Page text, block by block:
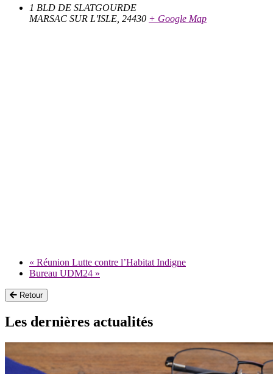
1 BLD DE SLATGOURDE
MARSAC SUR L'ISLE 24430 + Google Map
« Réunion Lutte contre l’Habitat Indigne
Bureau UDM24 »
Retour
Les dernières actualités